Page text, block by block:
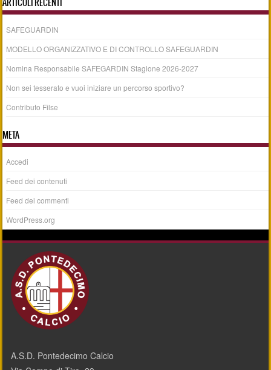
SAFEGUARDIN
MODELLO ORGANIZZATIVO E DI CONTROLLO SAFEGUARDIN
Nomina Responsabile SAFEGARDIN Stagione 2026-2027
Non sei tesserato e vuoi iniziare un percorso sportivo?
Contributo Filse
META
Accedi
Feed dei contenuti
Feed dei commenti
WordPress.org
A.S.D. Pontedecimo Calcio